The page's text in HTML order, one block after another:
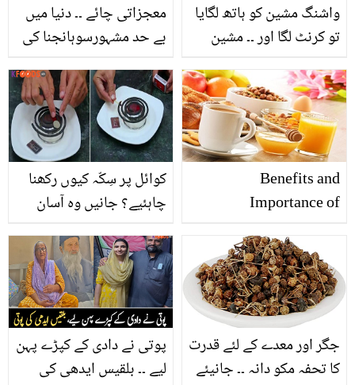
معجزاتی چائے ۔۔ دنیا میں
بے حد مشہورسوہانجنا کی
جادوئی اثرات ہوسکتے
ہیں؟
واشنگ مشین کو ہاتھ لگایا
تو کرنٹ لگا اور ۔۔ مشین
باتوں کا خیال رکھنا
چاہیئے؟
کوائل پر سِکّہ کیوں رکھنا
چاہئیے؟ جانیں وہ آسان
پیسے بھی بچیں اور کوائل
بھی
Benefits and
Importance of
پوتی نے دادی کے کپڑے پہن
لیے ۔۔ بلقیس ایدھی کی
جگر اور معدے کے لئے قدرت
کا تحفہ مکو دانہ ۔۔ جانیئے